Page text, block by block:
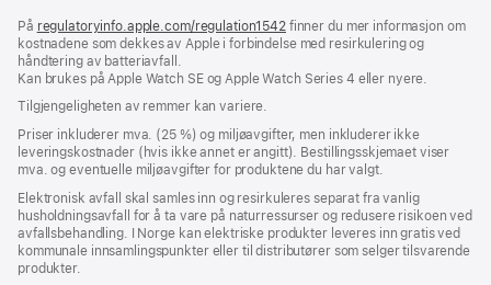
nytt
vindu)
På regulatoryinfo.apple.com/regulation1542(åpnes
i
vindu)
finner du mer informasjon om
kostnadene som dekkes av Apple i forbindelse med resirkulering og
håndtering av batteriavfall.
Kan brukes på Apple Watch SE og Apple Watch Series 4 eller nyere.
Tilgjengeligheten av remmer kan variere.
Priser inkluderer mva. (25 %) og miljøavgifter, men inkluderer ikke
leveringskostnader (hvis ikke annet er angitt). Bestillingsskjemaet viser
mva. og eventuelle miljøavgifter for produktene du har valgt.
Elektronisk avfall skal samles inn og resirkuleres separat fra vanlig
husholdningsavfall for å ta vare på naturressurser og redusere risikoen ved
avfallsbehandling. I Norge kan elektriske produkter leveres inn gratis ved
kommunale innsamlingspunkter eller til distributører som selger tilsvarende
produkter.